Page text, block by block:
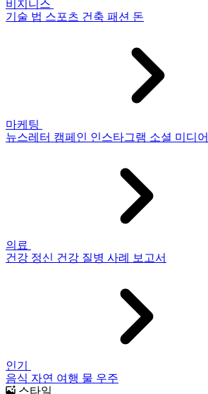
기술 법 스포츠 건축 패션 돈
마케팅
뉴스레터 캠페인 인스타그램 소셜 미디어
의료
건강 정신 건강 질병 사례 보고서
인기
음식 자연 여행 물 우주
스타일